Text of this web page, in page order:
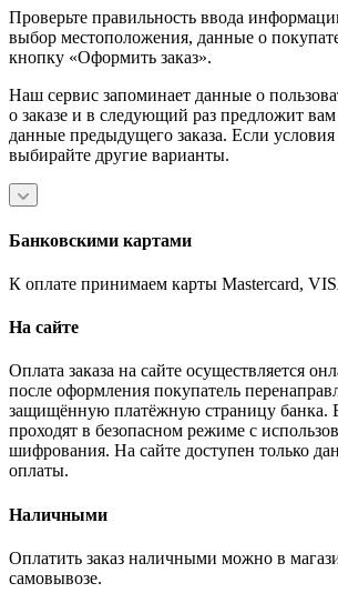
Проверьте правильность ввода
выбор местоположения, данные о
кнопку «Оформить заказ».
Наш сервис запоминает данные о
о заказе и в следующий раз предложит
данные предыдущего заказа. Если условия
выбирайте другие варианты.
Банковскими картами
К оплате принимаем карты Mastercard,
На сайте
Оплата заказа на сайте осуществляется
после оформления покупатель
защищённую платёжную страницу банка.
проходят в безопасном режиме с
шифрования. На сайте доступен только
оплаты.
Наличными
Оплатить заказ наличными можно в
самовывозе.